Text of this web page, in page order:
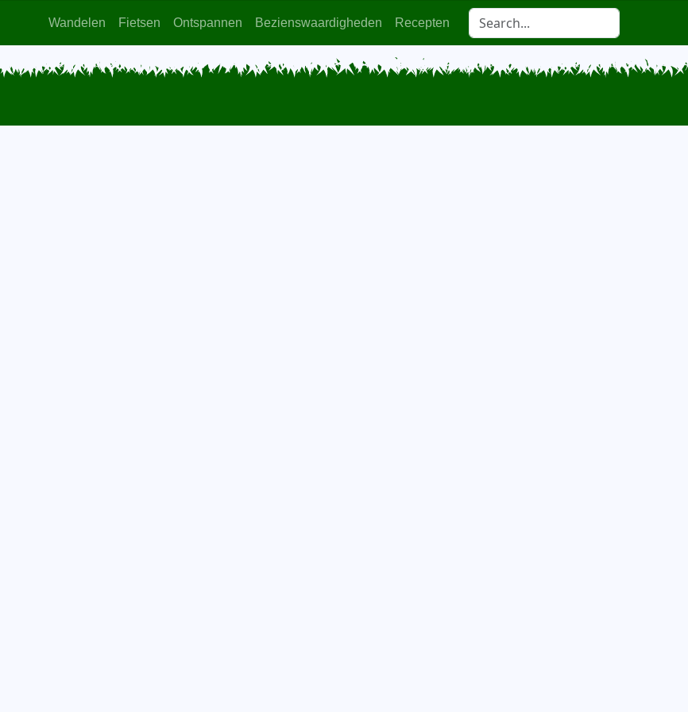
Wandelen Fietsen Ontspannen Bezienswaardigheden Recepten